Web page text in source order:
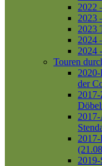
2022
2023
2023
2024
2024
Touren
der